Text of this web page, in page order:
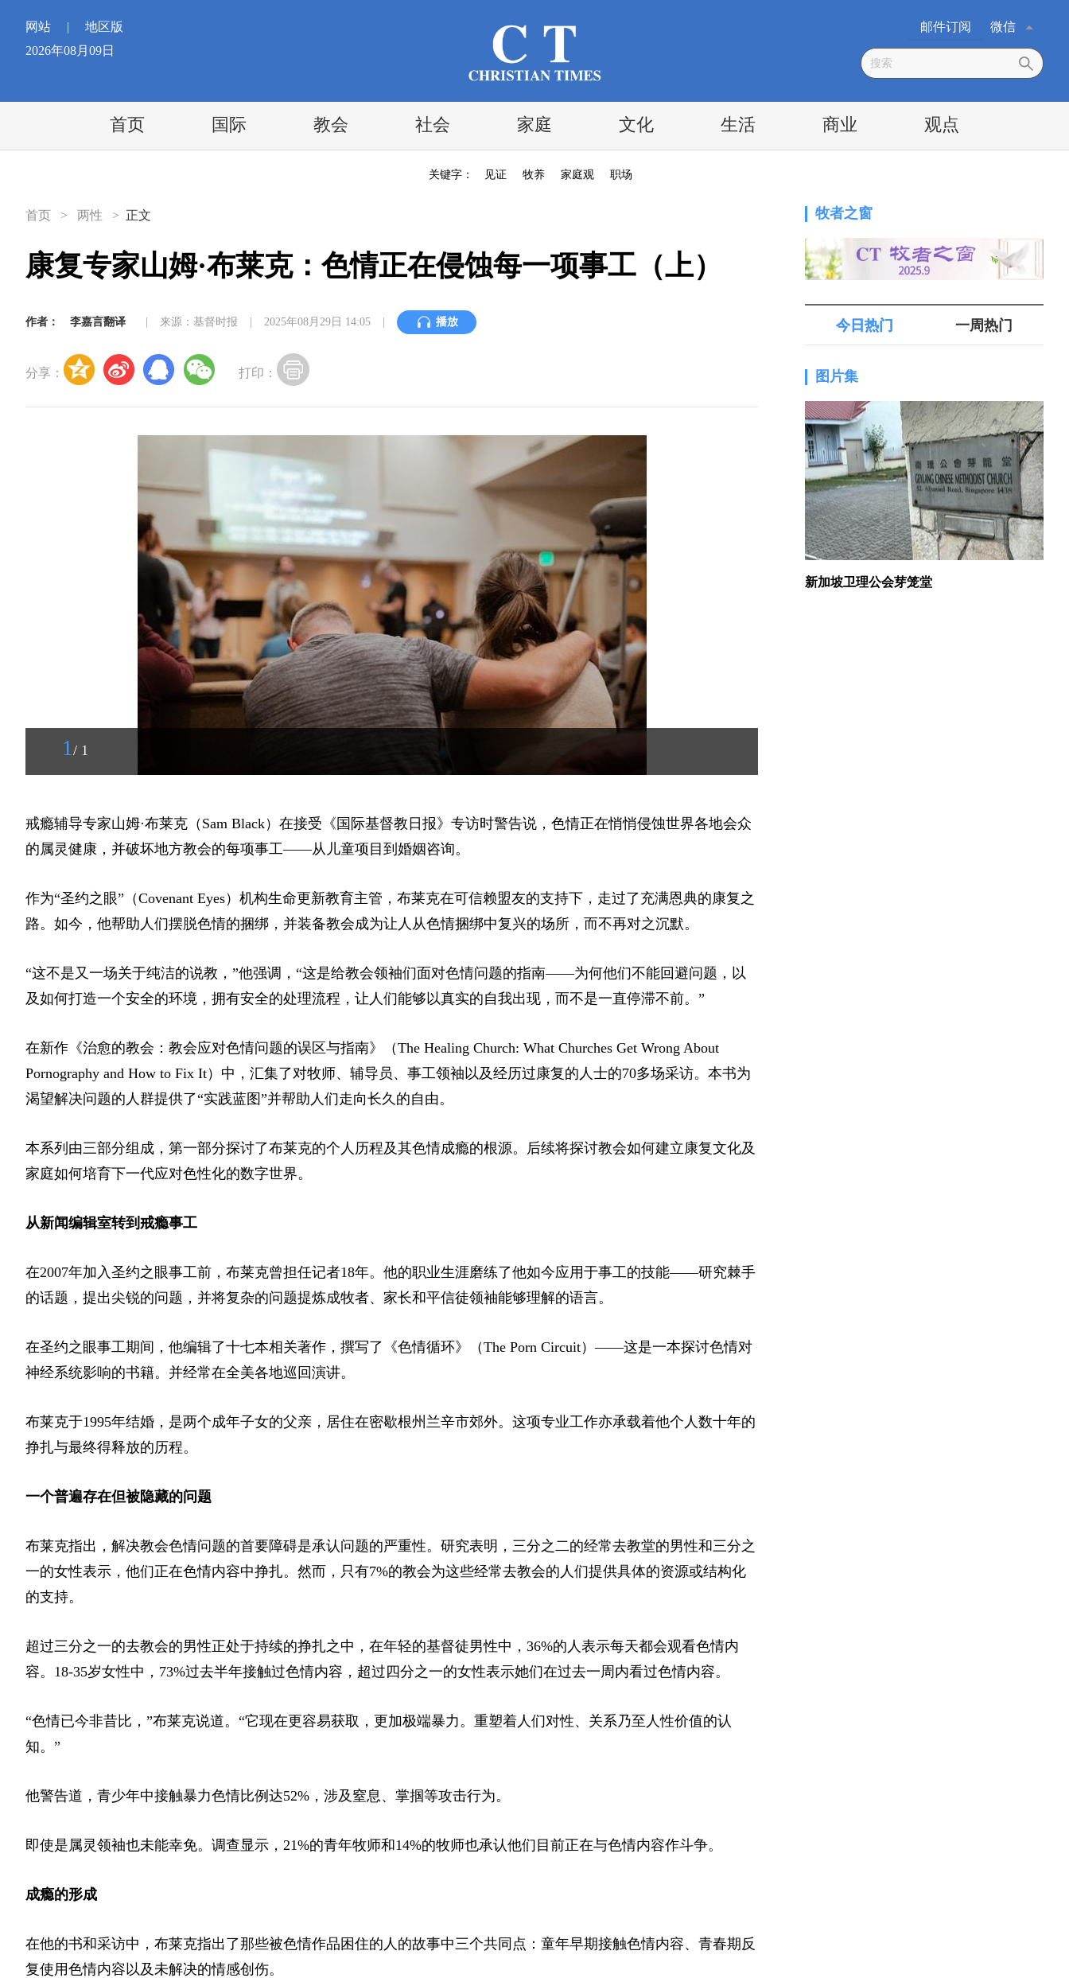
网站 |
地区版
2026年08月09日
微信
邮件订阅
首页 国际 教会 社会 家庭 文化 生活 商业 观点
关键字： 见证 牧养 家庭观 职场
首页 > 两性 > 正文
康复专家山姆·布莱克：色情正在侵蚀每一项事工（上）
作者： 李嘉言翻译 来源：基督时报 2025年08月29日 14:05 播放
分享： 打印：
1 / 1
戒瘾辅导专家山姆·布莱克（Sam Black）在接受《国际基督教日报》专访时警告说，色情正在悄悄侵蚀世界各地会众
的属灵健康，并破坏地方教会的每项事工——从儿童项目到婚姻咨询。
作为“圣约之眼”（Covenant Eyes）机构生命更新教育主管，布莱克在可信赖盟友的支持下，走过了充满恩典的康复之
路。如今，他帮助人们摆脱色情的捆绑，并装备教会成为让人从色情捆绑中复兴的场所，而不再对之沉默。
“这不是又一场关于纯洁的说教，”他强调，“这是给教会领袖们面对色情问题的指南——为何他们不能回避问题，以
及如何打造一个安全的环境，拥有安全的处理流程，让人们能够以真实的自我出现，而不是一直停滞不前。”
在新作《治愈的教会：教会应对色情问题的误区与指南》（The Healing Church: What Churches Get Wrong About
Pornography and How to Fix It）中，汇集了对牧师、辅导员、事工领袖以及经历过康复的人士的70多场采访。本书为
渴望解决问题的人群提供了“实践蓝图”并帮助人们走向长久的自由。
本系列由三部分组成，第一部分探讨了布莱克的个人历程及其色情成瘾的根源。后续将探讨教会如何建立康复文化及
家庭如何培育下一代应对色性化的数字世界。
从新闻编辑室转到戒瘾事工
在2007年加入圣约之眼事工前，布莱克曾担任记者18年。他的职业生涯磨练了他如今应用于事工的技能——研究棘手
的话题，提出尖锐的问题，并将复杂的问题提炼成牧者、家长和平信徒领袖能够理解的语言。
在圣约之眼事工期间，他编辑了十七本相关著作，撰写了《色情循环》（The Porn Circuit）——这是一本探讨色情对
神经系统影响的书籍。并经常在全美各地巡回演讲。
布莱克于1995年结婚，是两个成年子女的父亲，居住在密歇根州兰辛市郊外。这项专业工作亦承载着他个人数十年的
挣扎与最终得释放的历程。
一个普遍存在但被隐藏的问题
布莱克指出，解决教会色情问题的首要障碍是承认问题的严重性。研究表明，三分之二的经常去教堂的男性和三分之
一的女性表示，他们正在色情内容中挣扎。然而，只有7%的教会为这些经常去教会的人们提供具体的资源或结构化
的支持。
超过三分之一的去教会的男性正处于持续的挣扎之中，在年轻的基督徒男性中，36%的人表示每天都会观看色情内
容。18-35岁女性中，73%过去半年接触过色情内容，超过四分之一的女性表示她们在过去一周内看过色情内容。
“色情已今非昔比，”布莱克说道。“它现在更容易获取，更加极端暴力。重塑着人们对性、关系乃至人性价值的认
知。”
他警告道，青少年中接触暴力色情比例达52%，涉及窒息、掌掴等攻击行为。
即使是属灵领袖也未能幸免。调查显示，21%的青年牧师和14%的牧师也承认他们目前正在与色情内容作斗争。
成瘾的形成
在他的书和采访中，布莱克指出了那些被色情作品困住的人的故事中三个共同点：童年早期接触色情内容、青春期反
复使用色情内容以及未解决的情感创伤。
牧者之窗
今日热门 一周热门
图片集
新加坡卫理公会芽笼堂